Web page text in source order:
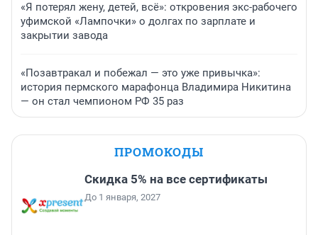
«Я потерял жену, детей, всё»: откровения экс-рабочего
уфимской «Лампочки» о долгах по зарплате и
закрытии завода
«Позавтракал и побежал — это уже привычка»:
история пермского марафонца Владимира Никитина
— он стал чемпионом РФ 35 раз
ПРОМОКОДЫ
Скидка 5% на все сертификаты
До 1 января, 2027